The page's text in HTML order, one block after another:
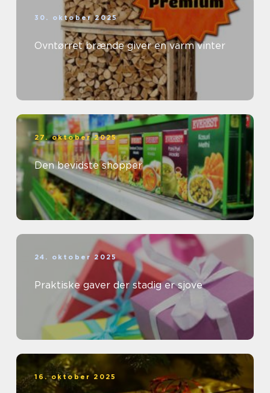
30. oktober 2025
Ovntørret brænde giver en varm vinter
27. oktober 2025
Den bevidste shopper
24. oktober 2025
Praktiske gaver der stadig er sjove
16. oktober 2025